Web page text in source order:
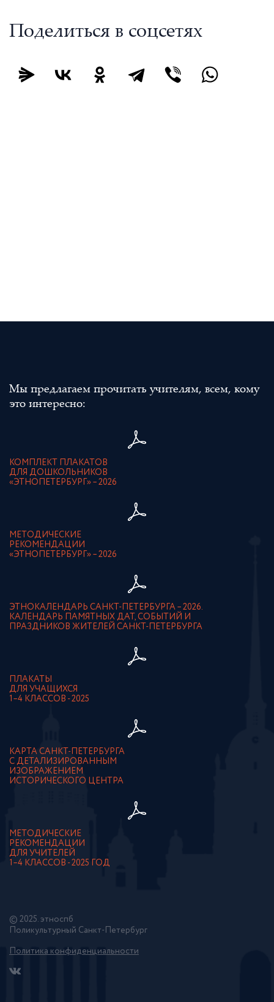
Поделиться в соцсетях
Мы предлагаем прочитать учителям, всем, кому
это интересно:
КОМПЛЕКТ ПЛАКАТОВ
ДЛЯ ДОШКОЛЬНИКОВ
«ЭТНОПЕТЕРБУРГ» – 2026
МЕТОДИЧЕСКИЕ
РЕКОМЕНДАЦИИ
«ЭТНОПЕТЕРБУРГ» – 2026
ЭТНОКАЛЕНДАРЬ САНКТ-ПЕТЕРБУРГА – 2026.
КАЛЕНДАРЬ ПАМЯТНЫХ ДАТ, СОБЫТИЙ И
ПРАЗДНИКОВ ЖИТЕЛЕЙ САНКТ-ПЕТЕРБУРГА
ПЛАКАТЫ
ДЛЯ УЧАЩИХСЯ
1–4 КЛАССОВ - 2025
КАРТА САНКТ-ПЕТЕРБУРГА
С ДЕТАЛИЗИРОВАННЫМ
ИЗОБРАЖЕНИЕМ
ИСТОРИЧЕСКОГО ЦЕНТРА
МЕТОДИЧЕСКИЕ
РЕКОМЕНДАЦИИ
ДЛЯ УЧИТЕЛЕЙ
1–4 КЛАССОВ - 2025 ГОД
© 2025. этноспб
Поликультурный Санкт-Петербург
Политика конфиденциальности